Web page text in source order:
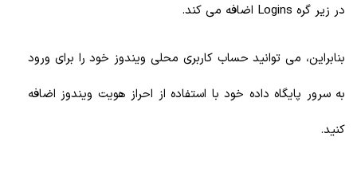
در زیر گره Logins اضافه می کند.
بنابراین، می توانید حساب کاربری محلی ویندوز خود را برای ورود
به سرور پایگاه داده خود با استفاده از احراز هویت ویندوز اضافه
کنید.